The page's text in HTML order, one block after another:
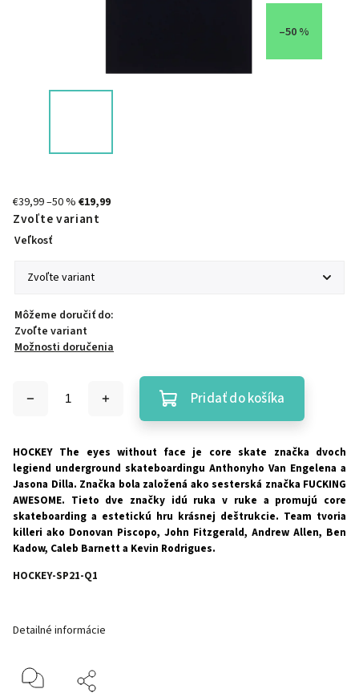
–50 %
€39,99–50 % €19,99
Zvoľte variant
Veľkosť
Môžeme doručiť do:
Zvoľte variant
Možnosti doručenia
Pridať do košíka
HOCKEY The eyes without face je core skate značka dvoch
legiend underground skateboardingu Anthonyho Van Engelena a
Jasona Dilla. Značka bola založená ako sesterská značka FUCKING
AWESOME. Tieto dve značky idú ruka v ruke a promujú core
skateboarding a estetickú hru krásnej deštrukcie. Team tvoria
killeri ako Donovan Piscopo, John Fitzgerald, Andrew Allen, Ben
Kadow, Caleb Barnett a Kevin Rodrigues.
HOCKEY-SP21-Q1
Detailné informácie